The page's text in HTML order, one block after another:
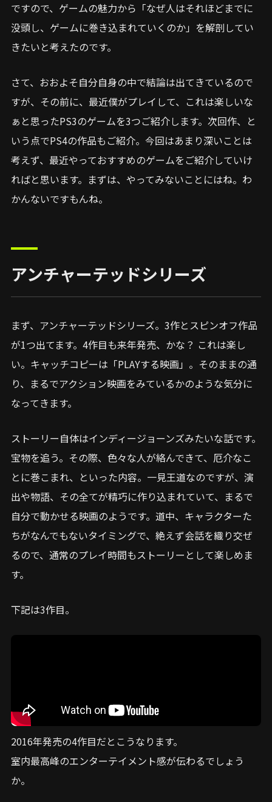
ですので、ゲームの魅力から「なぜ人はそれほどまでに
没頭し、ゲームに巻き込まれていくのか」を解剖してい
きたいと考えたのです。
さて、おおよそ自分自身の中で結論は出てきているので
すが、その前に、最近僕がプレイして、これは楽しいな
ぁと思ったPS3のゲームを3つご紹介します。次回作、と
いう点でPS4の作品もご紹介。今回はあまり深いことは
考えず、最近やっておすすめのゲームをご紹介していけ
ればと思います。まずは、やってみないことにはね。わ
かんないですもんね。
アンチャーテッドシリーズ
まず、アンチャーテッドシリーズ。3作とスピンオフ作品
が1つ出てます。4作目も来年発売、かな？ これは楽し
い。キャッチコピーは「PLAYする映画」。そのままの通
り、まるでアクション映画をみているかのような気分に
なってきます。
ストーリー自体はインディージョーンズみたいな話です。
宝物を追う。その際、色々な人が絡んできて、厄介なこ
とに巻こまれ、といった内容。一見王道なのですが、演
出や物語、その全てが精巧に作り込まれていて、まるで
自分で動かせる映画のようです。道中、キャラクターた
ちがなんでもないタイミングで、絶えず会話を織り交ぜ
るので、通常のプレイ時間もストーリーとして楽しめま
す。
下記は3作目。
2016年発売の4作目だとこうなります。
室内最高峰のエンターテイメント感が伝わるでしょう
か。